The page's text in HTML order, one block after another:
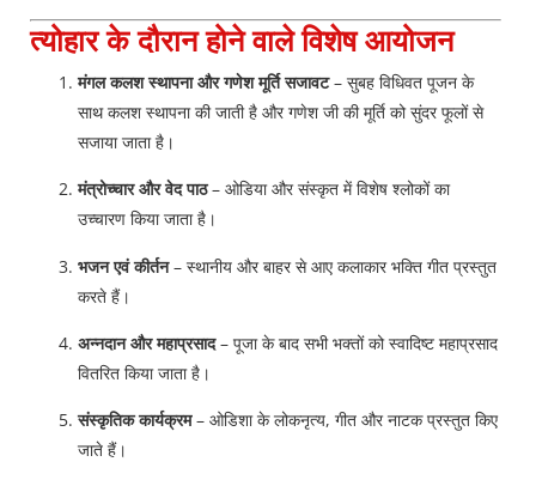
त्योहार के दौरान होने वाले विशेष आयोजन
मंगल कलश स्थापना और गणेश मूर्ति सजावट– सुबह विधिवत पूजन के
साथ कलश स्थापना की जाती है और गणेश जी की मूर्ति को सुंदर फूलों से
सजाया जाता है।
मंत्रोच्चार और वेद पाठ– ओडिया और संस्कृत में विशेष श्लोकों का
उच्चारण किया जाता है।
भजन एवं कीर्तन– स्थानीय और बाहर से आए कलाकार भक्ति गीत प्रस्तुत
करते हैं।
अन्नदान और महाप्रसाद– पूजा के बाद सभी भक्तों को स्वादिष्ट महाप्रसाद
वितरित किया जाता है।
संस्कृतिक कार्यक्रम– ओडिशा के लोकनृत्य, गीत और नाटक प्रस्तुत किए
जाते हैं।